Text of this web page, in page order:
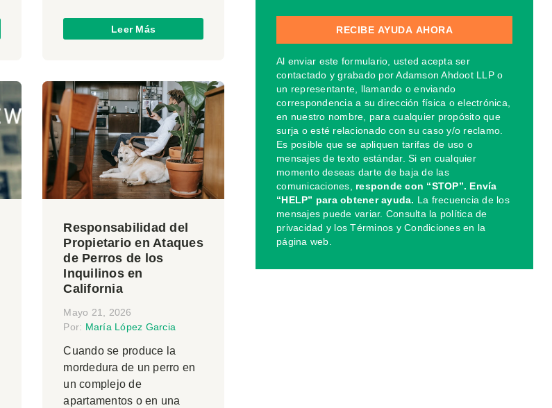
Leer Más
Responsabilidad del
Propietario en Ataques
de Perros de los
Inquilinos en
California
Mayo 21, 2026
Por: María López Garcia
Cuando se produce la
mordedura de un perro en
un complejo de
apartamentos o en una
Al enviar este formulario, usted acepta ser
contactado y grabado por Adamson Ahdoot LLP o
un representante, llamando o enviando
correspondencia a su dirección física o electrónica,
en nuestro nombre, para cualquier propósito que
surja o esté relacionado con su caso y/o reclamo.
Es posible que se apliquen tarifas de uso o
mensajes de texto estándar. Si en cualquier
momento deseas darte de baja de las
comunicaciones, responde con “STOP”. Envía
“HELP” para obtener ayuda. La frecuencia de los
mensajes puede variar. Consulta la política de
privacidad y los Términos y Condiciones en la
página web.